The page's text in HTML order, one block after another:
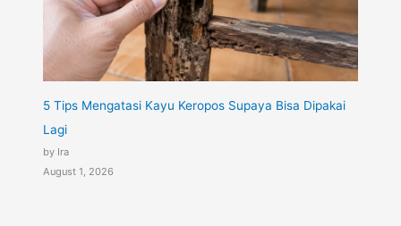
5 Tips Mengatasi Kayu Keropos Supaya Bisa Dipakai
Lagi
by Ira
August 1, 2026